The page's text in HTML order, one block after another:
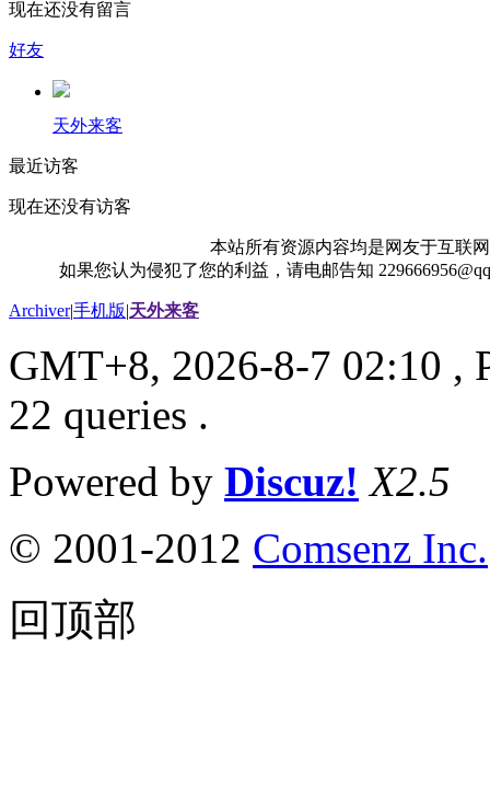
现在还没有留言
好友
天外来客
最近访客
现在还没有访客
本站所有资源内容均是网友于互联
如果您认为侵犯了您的利益，请电邮告知
Archiver|手机版|天外来客
GMT+8, 2026-8-7 02:10 ,
22 queries .
Powered by Discuz! X2.5
© 2001-2012 Comsenz Inc.
回顶部